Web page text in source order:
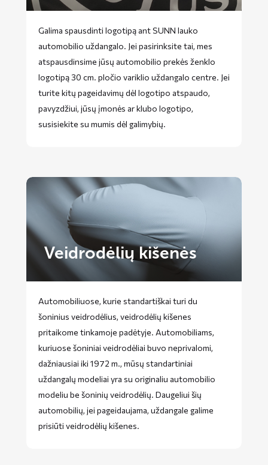
Galima spausdinti logotipą ant SUNN lauko
automobilio uždangalo. Jei pasirinksite tai, mes
atspausdinsime jūsų automobilio prekės ženklo
logotipą 30 cm. pločio variklio uždangalo centre. Jei
turite kitų pageidavimų dėl logotipo atspaudo,
pavyzdžiui, jūsų įmonės ar klubo logotipo,
susisiekite su mumis dėl galimybių.
Veidrodėlių kišenės
Automobiliuose, kurie standartiškai turi du
šoninius veidrodėlius, veidrodėlių kišenes
pritaikome tinkamoje padėtyje. Automobiliams,
kuriuose šoniniai veidrodėliai buvo neprivalomi,
dažniausiai iki 1972 m., mūsų standartiniai
uždangalų modeliai yra su originaliu automobilio
modeliu be šoninių veidrodėlių. Daugeliui šių
automobilių, jei pageidaujama, uždangale galime
prisiūti veidrodėlių kišenes.